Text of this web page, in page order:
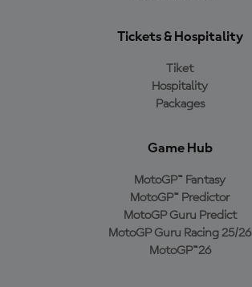
Tickets & Hospitality
Tiket
Hospitality
Packages
Game Hub
MotoGP™ Fantasy
MotoGP™ Predictor
MotoGP Guru Predict
MotoGP Guru Racing 25/26
MotoGP™26